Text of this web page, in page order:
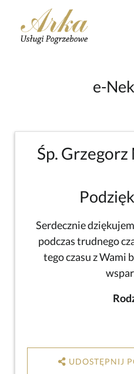
e-
Śp.
Serdecznie
podczas trudnego
tego czasu z Wami
UDOSTĘPNIJ